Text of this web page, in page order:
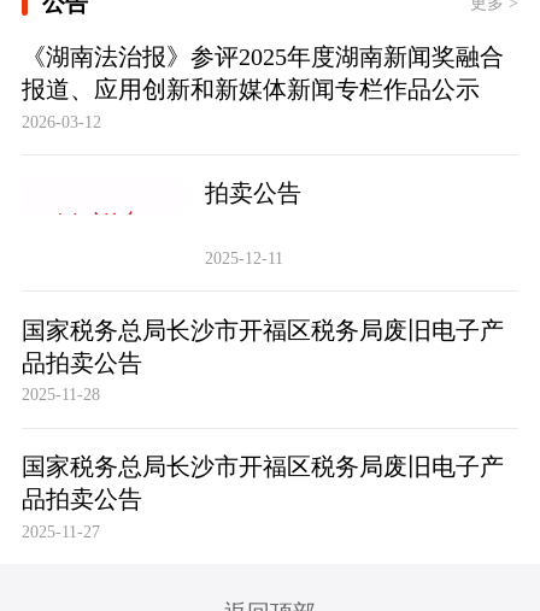
《湖南法治报》参评2025年度湖南新闻奖融合
报道、应用创新和新媒体新闻专栏作品公示
2026-03-12
拍卖公告
2025-12-11
国家税务总局长沙市开福区税务局废旧电子产
品拍卖公告
2025-11-28
国家税务总局长沙市开福区税务局废旧电子产
品拍卖公告
2025-11-27